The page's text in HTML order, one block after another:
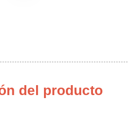
del producto